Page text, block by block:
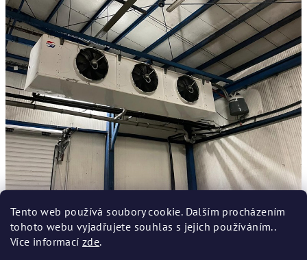
Tento web používá soubory cookie. Dalším procházením
tohoto webu vyjadřujete souhlas s jejich používáním..
Více informacízde.